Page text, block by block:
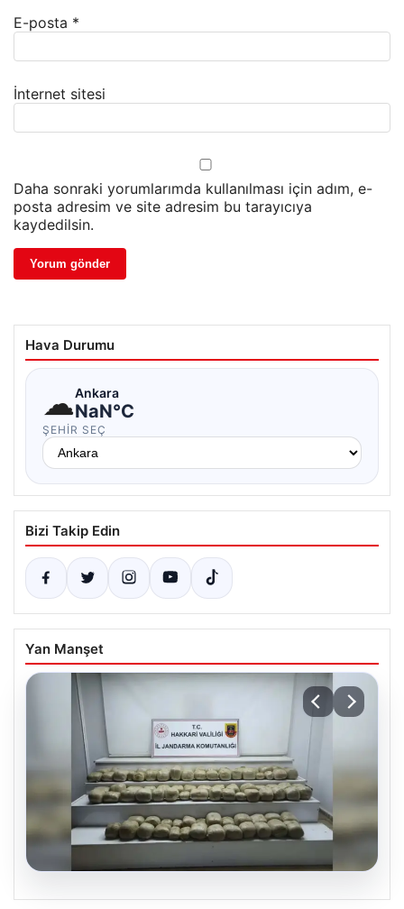
E-posta *
İnternet sitesi
Daha sonraki yorumlarımda kullanılması için adım, e-
posta adresim ve site adresim bu tarayıcıya
kaydedilsin.
Hava Durumu
☁Ankara
NaN°C
ŞEHIR SEÇ
Bizi Takip Edin
Yan Manşet